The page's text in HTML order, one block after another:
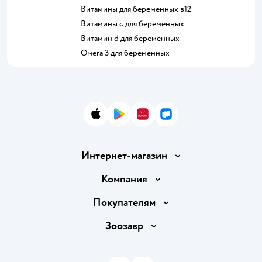
Витамины для беременных в12
Витамины c для беременных
Витамин d для беременных
Омега 3 для беременных
App StoreGoogle Play
AppGallery
RuStore
Интернет-магазин
Доставка и оплата
Обмен и возврат товара
Правила продажи
Компания
О компании
Инвесторам
Покупателям
Бонусные карты
Зоозавр